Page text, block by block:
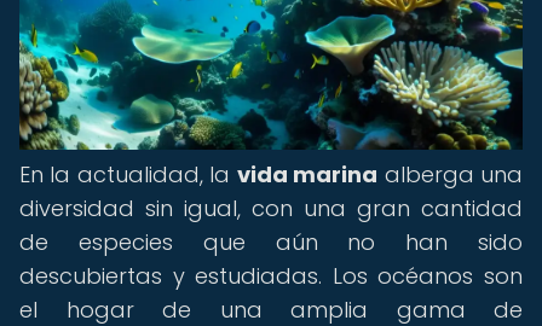
En la actualidad, la vida marina alberga una
diversidad sin igual, con una gran cantidad
de especies que aún no han sido
descubiertas y estudiadas. Los océanos son
el hogar de una amplia gama de